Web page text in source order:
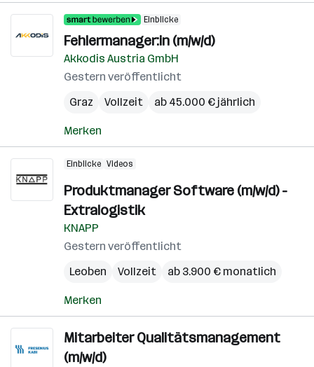
Einblicke
Fehlermanager:in (m/w/d)
Akkodis Austria GmbH
Gestern veröffentlicht
Graz
Vollzeit ab 45.000 € jährlich
Merken
Einblicke Videos
Produktmanager Software (m/w/d) -
Extralogistik
KNAPP
Gestern veröffentlicht
Leoben
Vollzeit ab 3.900 € monatlich
Merken
Mitarbeiter Qualitätsmanagement
(m/w/d)